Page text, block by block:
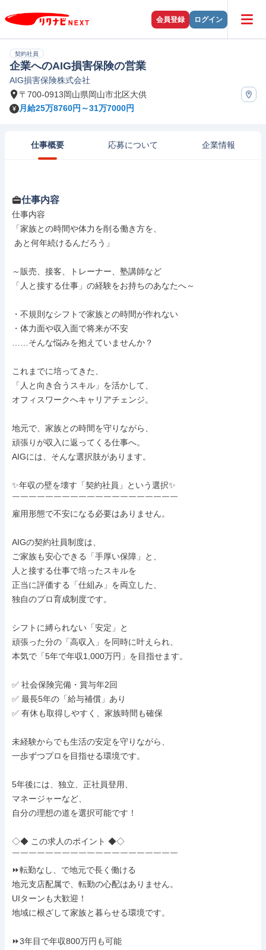
会員登録 ログイン
契約社員
企業へのAIG損害保険の営業
AIG損害保険株式会社
〒700-0913岡山県岡山市北区大供
月給25万8760円～31万7000円
仕事概要 応募について 企業情報
仕事内容
仕事内容
「家族との時間や体力を削る働き方を、
～販売、接客、トレーナー、塾講師など
「人と接する仕事」の経験をお持ちのあなたへ～
・不規則なシフトで家族との時間が作れない
・体力面や収入面で将来が不安
……そんな悩みを抱えていませんか？
これまでに培ってきた、
「人と向き合うスキル」を活かして、
オフィスワークへキャリアチェンジ。
地元で、家族との時間を守りながら、
頑張りが収入に返ってくる仕事へ。
AIGには、そんな選択肢があります。
✨年収の壁を壊す「契約社員」という選択✨
￣￣￣￣￣￣￣￣￣￣￣￣￣￣￣￣￣￣￣￣
雇用形態で不安になる必要はありません。
AIGの契約社員制度は、
ご家族も安心できる「手厚い保障」と、
人と接する仕事で培ったスキルを
正当に評価する「仕組み」を両立した、
独自のプロ育成制度です。
シフトに縛られない「安定」と
頑張った分の「高収入」を同時に叶えられ、
本気で「5年で年収1,000万円」を目指せます。
✅ 社会保険完備・賞与年2回
✅ 最長5年の「給与補償」あり
✅ 有休も取得しやすく、家族時間も確保
未経験からでも生活の安定を守りながら、
一歩ずつプロを目指せる環境です。
5年後には、独立、正社員登用、
マネージャーなど、
自分の理想の道を選択可能です！
◇◆ この求人のポイント ◆◇
￣￣￣￣￣￣￣￣￣￣￣￣￣￣￣￣￣￣￣￣
⏩転勤なし、で地元で長く働ける
地元支店配属で、転勤の心配はありません。
UIターンも大歓迎！
地域に根ざして家族と暮らせる環境です。
⏩3年目で年収800万円も可能